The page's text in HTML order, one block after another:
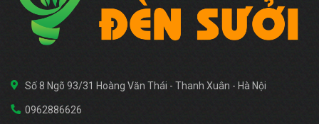
Số 8 Ngõ 93/31 Hoàng Văn Thái - Thanh Xuân - Hà Nội
0962886626